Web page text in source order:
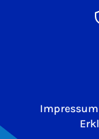
Impressum